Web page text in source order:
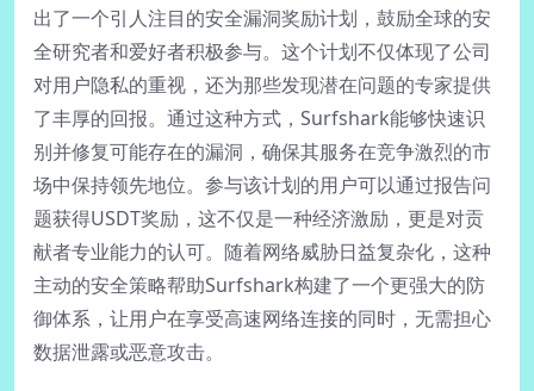
出了一个引人注目的安全漏洞奖励计划，鼓励全球的安
全研究者和爱好者积极参与。这个计划不仅体现了公司
对用户隐私的重视，还为那些发现潜在问题的专家提供
了丰厚的回报。通过这种方式，Surfshark能够快速识
别并修复可能存在的漏洞，确保其服务在竞争激烈的市
场中保持领先地位。参与该计划的用户可以通过报告问
题获得USDT奖励，这不仅是一种经济激励，更是对贡
献者专业能力的认可。随着网络威胁日益复杂化，这种
主动的安全策略帮助Surfshark构建了一个更强大的防
御体系，让用户在享受高速网络连接的同时，无需担心
数据泄露或恶意攻击。